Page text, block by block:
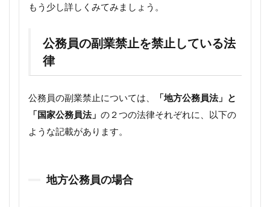
もう少し詳しくみてみましょう。
公務員の副業禁止を禁止している法
律
公務員の副業禁止については、
「地方公務員法」と
「国家公務員法」 の２つの法律それぞれに、以下の
ような記載があります。
地方公務員の場合